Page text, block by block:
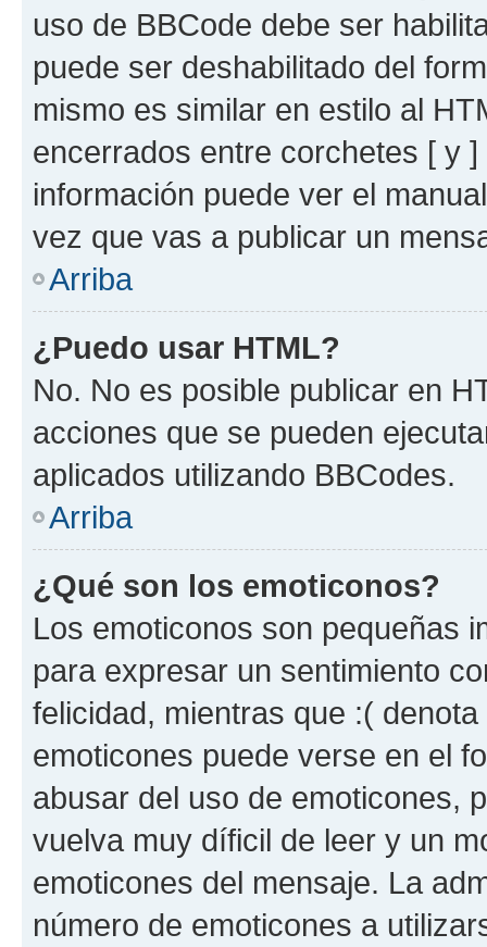
uso de BBCode debe ser
puede ser deshabilitado del
mismo es similar en estilo al
encerrados entre corchetes [ y
información puede ver el
vez que vas a publicar un
Arriba
¿Puedo usar HTML?
No. No es posible publicar en
acciones que se pueden
aplicados utilizando BBCodes.
Arriba
¿Qué son los emoticonos?
Los emoticonos son pequeñas
para expresar un sentimiento
felicidad, mientras que :(
emoticones puede verse en el
abusar del uso de emoticones,
vuelva muy díficil de leer y un
emoticones del mensaje. La
número de emoticones a